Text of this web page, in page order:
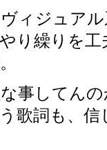
ィジュア
り繰りを工
事してん
歌詞も、